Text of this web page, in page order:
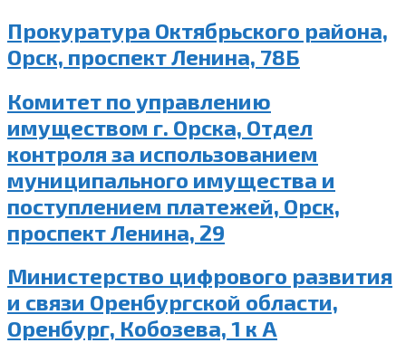
Прокуратура Октябрьского района,
Орск, проспект Ленина, 78Б
Комитет по управлению
имуществом г. Орска, Отдел
контроля за использованием
муниципального имущества и
поступлением платежей, Орск,
проспект Ленина, 29
Министерство цифрового развития
и связи Оренбургской области,
Оренбург, Кобозева, 1 к А